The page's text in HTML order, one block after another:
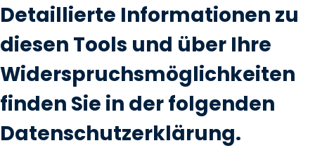
Detaillierte Informationen zu
diesen Tools und über Ihre
Widerspruchsmöglichkeiten
finden Sie in der folgenden
Datenschutzerklärung.